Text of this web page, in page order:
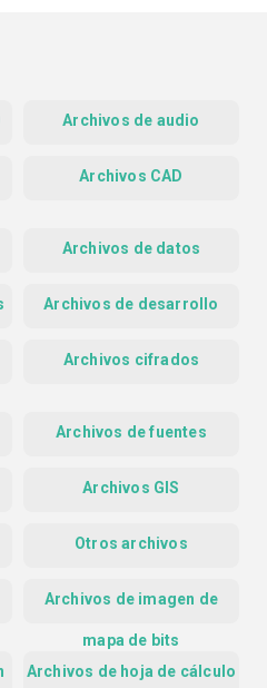
Archivos de audio
Archivos CAD
Archivos de datos
Archivos de desarrollo
Archivos cifrados
Archivos de fuentes
Archivos GIS
Otros archivos
Archivos de imagen de
mapa de bits
Archivos de hoja de cálculo